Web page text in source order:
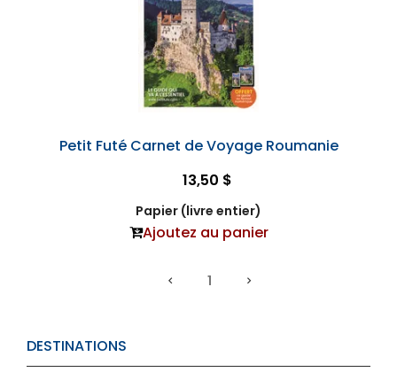
DESTINATIONS
Petit Futé Carnet de Voyage Roumanie
13,50 $
Papier (livre entier)
Ajoutez au panier
1